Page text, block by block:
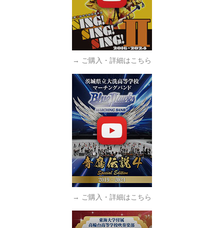
→ ご購入・詳細はこちら
→ ご購入・詳細はこちら